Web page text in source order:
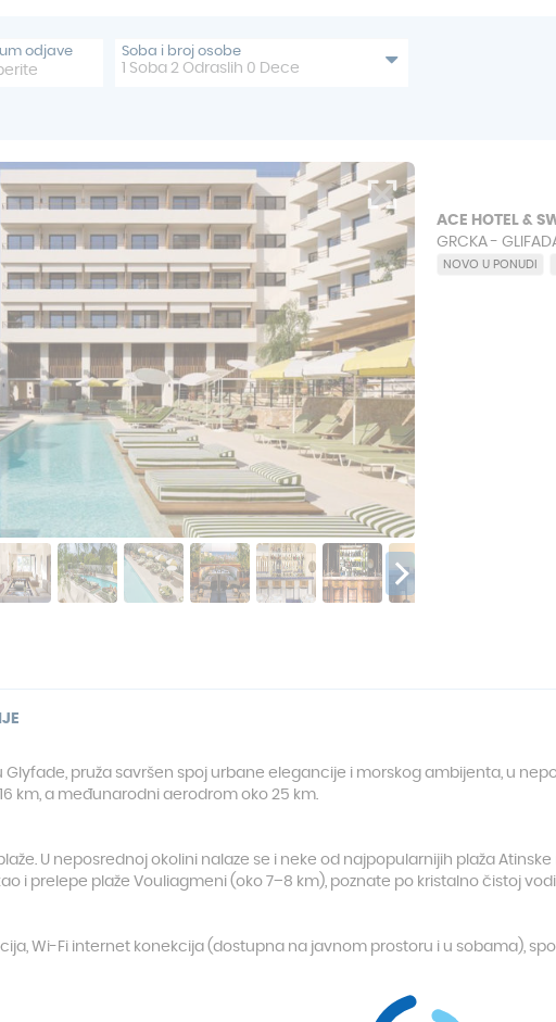
odjave Soba i broj osobe
Soba 2 Odraslih 0 Dece
ACE HOTEL &
GRCKA -
NOVO U PONUDI
Glyfade, pruža savršen spoj urbane elegancije i morskog ambijenta, u
km, a međunarodni aerodrom oko 25 km.
U neposrednoj okolini nalaze se i neke od najpopularnijih plaža
i prelepe plaže Vouliagmeni (oko 7–8 km), poznate po kristalno čistoj
Wi-Fi internet konekcija (dostupna na javnom prostoru i u sobama),